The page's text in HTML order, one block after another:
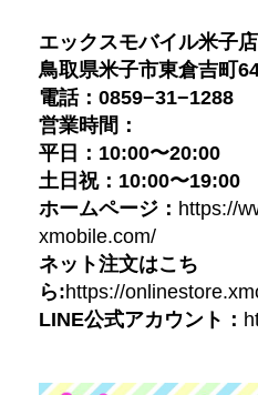
エックスモバイル米子店
鳥取県米子市東倉吉町
電話：0859−31−1288
営業時間：
平日：10:00〜20:00
土日祝：10:00〜19:00
ホームページ： https://
xmobile.com/
ネット注文はこち
ら:https://
LINE公式アカウント：